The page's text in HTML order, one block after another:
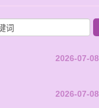
2026-07-08
2026-07-08